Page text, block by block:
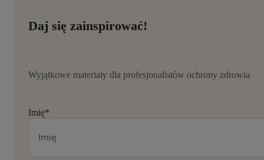
Daj się zainspirować!
Wyjątkowe materiały dla profesjonalistów ochrony zdrowia
Imię*